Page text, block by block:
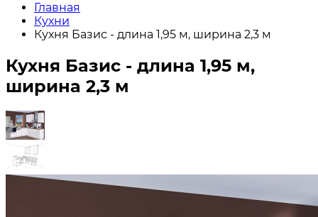
Главная
Кухни
Кухня Базис - длина 1,95 м, ширина 2,3 м
Кухня Базис - длина 1,95 м,
ширина 2,3 м